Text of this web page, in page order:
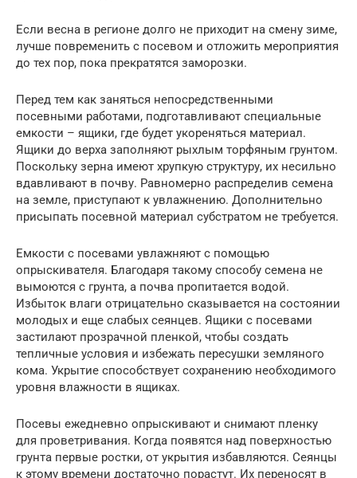
Если весна в регионе долго не приходит на смену зиме,
лучше повременить с посевом и отложить мероприятия
до тех пор, пока прекратятся заморозки.
Перед тем как заняться непосредственными
посевными работами, подготавливают специальные
емкости – ящики, где будет укореняться материал.
Ящики до верха заполняют рыхлым торфяным грунтом.
Поскольку зерна имеют хрупкую структуру, их несильно
вдавливают в почву. Равномерно распределив семена
на земле, приступают к увлажнению. Дополнительно
присыпать посевной материал субстратом не требуется.
Емкости с посевами увлажняют с помощью
опрыскивателя. Благодаря такому способу семена не
вымоются с грунта, а почва пропитается водой.
Избыток влаги отрицательно сказывается на состоянии
молодых и еще слабых сеянцев. Ящики с посевами
застилают прозрачной пленкой, чтобы создать
тепличные условия и избежать пересушки земляного
кома. Укрытие способствует сохранению необходимого
уровня влажности в ящиках.
Посевы ежедневно опрыскивают и снимают пленку
для проветривания. Когда появятся над поверхностью
грунта первые ростки, от укрытия избавляются. Сеянцы
к этому времени достаточно порастут. Их переносят в